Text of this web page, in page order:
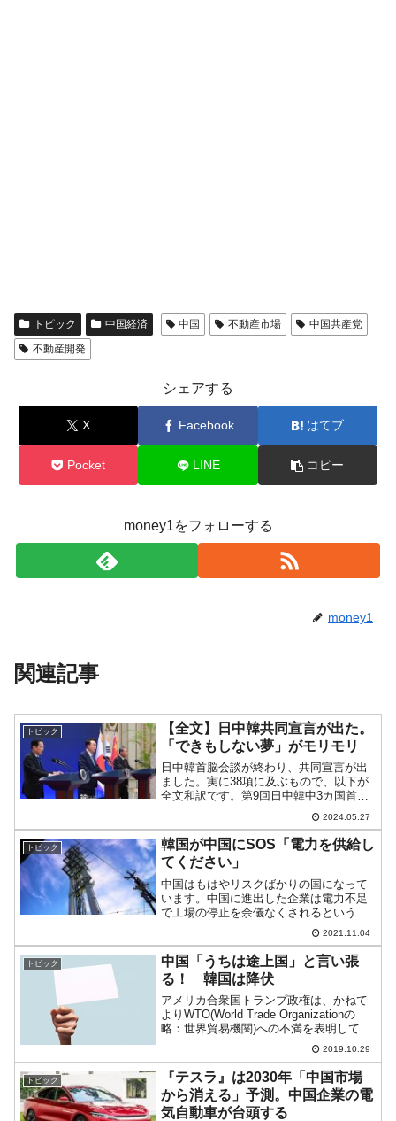
トピック 中国経済 中国 不動産市場
中国共産党
不動産開発
シェアする
X Facebook はてブ
Pocket LINE コピー
money1をフォローする
money1
関連記事
トピック
【全文】日中韓共同宣言が出た。
「できもしない夢」がモリモリ
日中韓首脳会談が終わり、共同宣言が出
ました。実に38項に及ぶもので、以下が
全文和訳です。第9回日中韓中3カ国首脳
会議共同宣言」発表2024.05.27-第9回日
中韓日中3国首脳会議共同宣言1.尹錫悦
（ユン・ソギョル）大韓民国大統領、岸
田文雄...
2024.05.27
トピック
韓国が中国にSOS「電力を供給し
てください」
中国はもはやリスクばかりの国になって
います。中国に進出した企業は電力不足
で工場の停止を余儀なくされるというひ
どい目に遭っているわけですが、韓国企
業もご多分に漏れずです。Money1でもご
紹介したとおり、例えば『SKハイニック
ス』は半導体工場...
2021.11.04
トピック
中国「うちは途上国」と言い張
る！ 韓国は降伏
アメリカ合衆国トランプ政権は、かねて
よりWTO(World Trade Organizationの
略：世界貿易機関)への不満を表明してき
ました。拒否権がないこと、裁定が遅い
こと、さらには合衆国の主張が通らない
こと(笑)など、合衆国の不満は挙...
2019.10.29
トピック
『テスラ』は2030年「中国市場
から消える」予測。中国企業の電
気自動車が台頭する